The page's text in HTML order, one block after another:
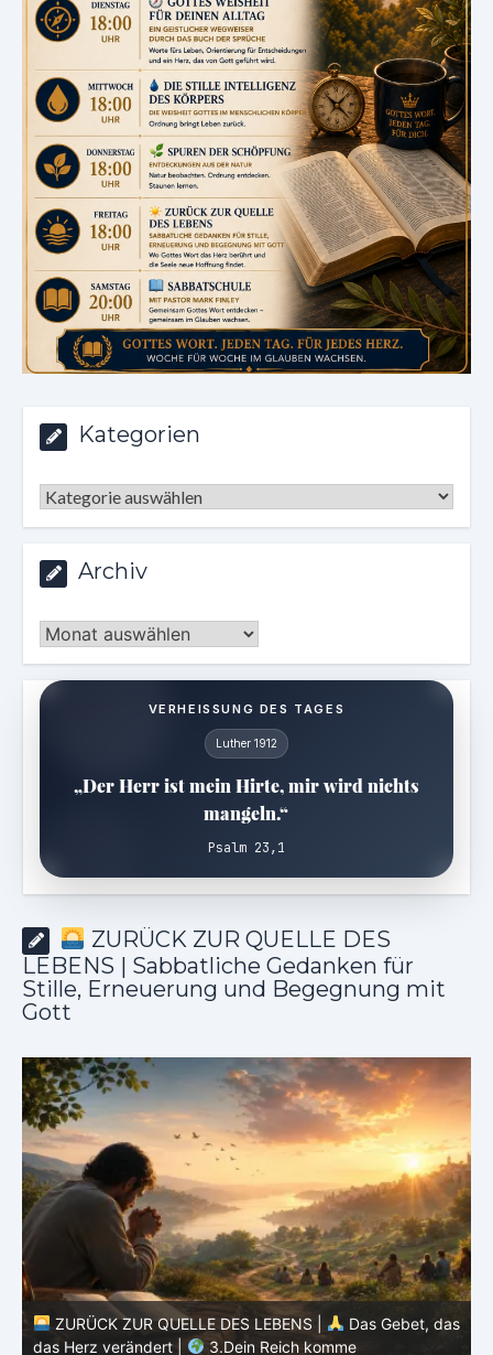
Kategorien
Kategorien
Archiv
Archiv
VERHEISSUNG DES TAGES
Luther 1912
„Der Herr ist mein Hirte, mir wird nichts
mangeln.“
Psalm 23,1
ZURÜCK ZUR QUELLE DES
LEBENS | Sabbatliche Gedanken für
Stille, Erneuerung und Begegnung mit
Gott
ZURÜCK ZUR QUELLE DES LEBENS |
Das Gebet, das
das Herz verändert |
2.Geheiligt werde dein Name